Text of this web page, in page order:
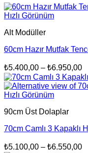
Hızlı Görünüm
Alt Modüller
60cm Hazır Mutfak
₺5.400,00 – ₺6.950,00
Hızlı Görünüm
90cm Üst Dolaplar
70cm Camlı 3 Kapaklı
₺5.100,00 – ₺6.550,00